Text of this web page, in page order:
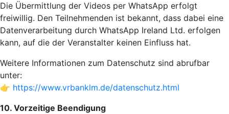
Die Übermittlung der Videos per WhatsApp erfolgt
freiwillig. Den Teilnehmenden ist bekannt, dass dabei eine
Datenverarbeitung durch WhatsApp Ireland Ltd. erfolgen
kann, auf die der Veranstalter keinen Einfluss hat.
Weitere Informationen zum Datenschutz sind abrufbar
unter:
👉 https://www.vrbanklm.de/datenschutz.html
10. Vorzeitige Beendigung